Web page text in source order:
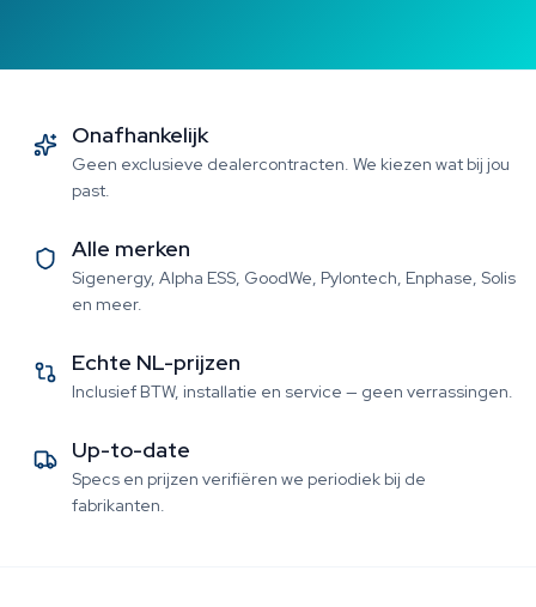
Onafhankelijk
Geen exclusieve dealercontracten. We kiezen wat bij jou
past.
Alle merken
Sigenergy, Alpha ESS, GoodWe, Pylontech, Enphase, Solis
en meer.
Echte NL-prijzen
Inclusief BTW, installatie en service — geen verrassingen.
Up-to-date
Specs en prijzen verifiëren we periodiek bij de
fabrikanten.